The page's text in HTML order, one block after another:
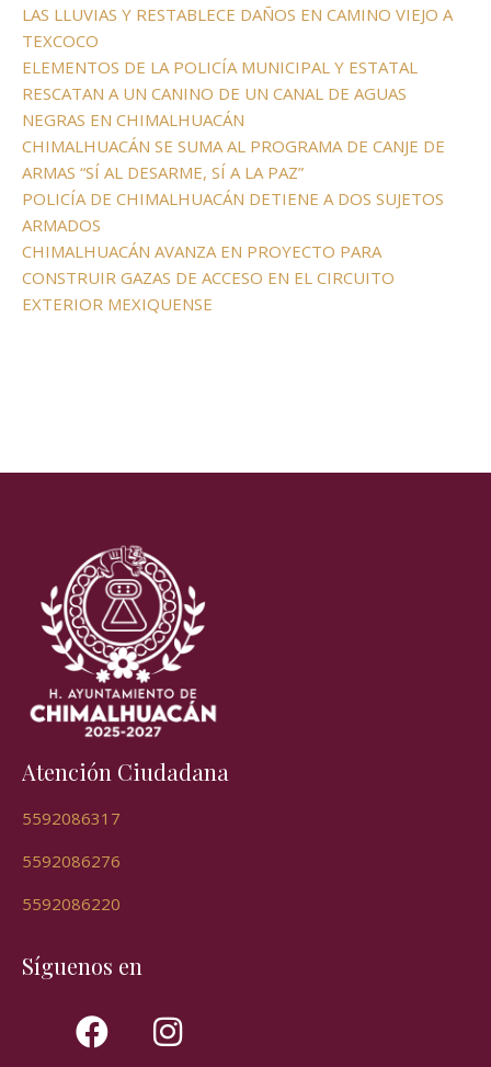
LAS LLUVIAS Y RESTABLECE DAÑOS EN CAMINO VIEJO A
TEXCOCO
ELEMENTOS DE LA POLICÍA MUNICIPAL Y ESTATAL
RESCATAN A UN CANINO DE UN CANAL DE AGUAS
NEGRAS EN CHIMALHUACÁN
CHIMALHUACÁN SE SUMA AL PROGRAMA DE CANJE DE
ARMAS “SÍ AL DESARME, SÍ A LA PAZ”
POLICÍA DE CHIMALHUACÁN DETIENE A DOS SUJETOS
ARMADOS
CHIMALHUACÁN AVANZA EN PROYECTO PARA
CONSTRUIR GAZAS DE ACCESO EN EL CIRCUITO
EXTERIOR MEXIQUENSE
Atención Ciudadana
5592086317
5592086276
5592086220
Síguenos en